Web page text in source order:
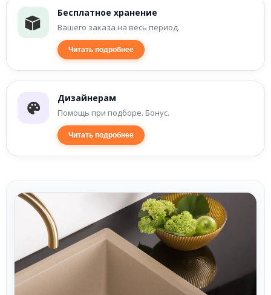
Бесплатное хранение
Вашего заказа на весь период.
Читать подробнее
Дизайнерам
Помощь при подборе. Бонус.
Читать подробнее